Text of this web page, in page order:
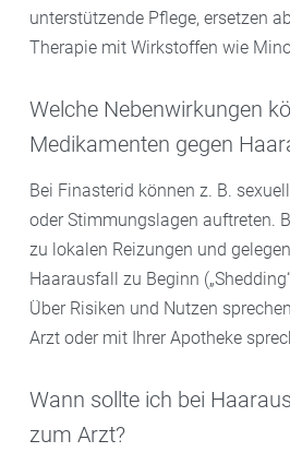
unterstützende Pflege, ersetzen
Therapie mit Wirkstoffen wie
Welche Nebenwirkungen
Medikamenten gegen
Bei Finasterid können z. B.
oder Stimmungslagen auftreten.
zu lokalen Reizungen und
Haarausfall zu Beginn
Über Risiken und Nutzen
Arzt oder mit Ihrer Apotheke
Wann sollte ich bei
zum Arzt?